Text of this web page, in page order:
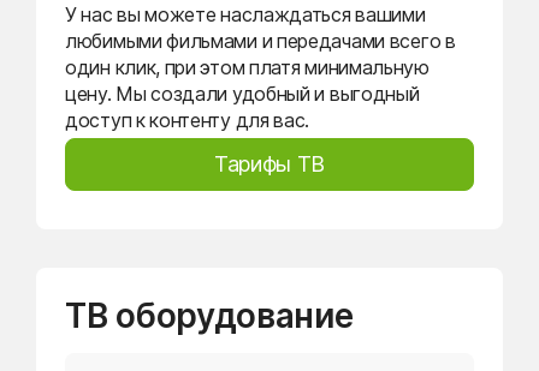
У нас вы можете наслаждаться вашими
любимыми фильмами и передачами всего в
один клик, при этом платя минимальную
цену. Мы создали удобный и выгодный
доступ к контенту для вас.
Тарифы ТВ
ТВ оборудование